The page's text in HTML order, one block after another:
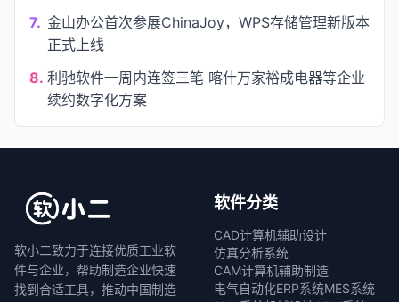
7. 金山办公首次参展ChinaJoy，WPS存储管理新版本
正式上线
8. 利驰软件一周内连签三笔 喀什万家裕成电器等企业
续约数字化方案
软小二致力于连接优质工业软
件与企业，帮助制造企业快速
找到合适工具，推动中国制造
软件分类
CAD计算机辅助设计
仿真分析系统
CAM计算机辅助制造
电气自动化ERP系统MES系统